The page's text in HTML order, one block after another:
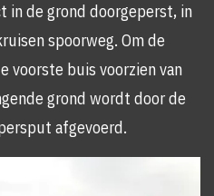
in de grond doorgeperst, in
spoorweg. Om de
voorste buis voorzien van
grond wordt door de
afgevoerd.